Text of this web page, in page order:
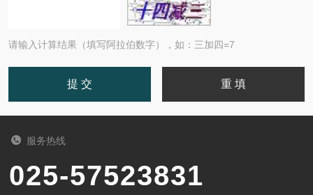
请输入计算结果（填写阿拉伯数字），如：三加四=7
服务热线
025-57523831